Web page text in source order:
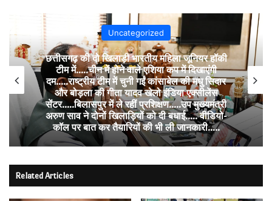
Uncategorized
छत्तीसगढ़ की दो खिलाड़ी भारतीय महिला जूनियर हॉकी
टीम में…..चीन में होने वाले एशिया कप में दिखाएंगी
दम…..राष्ट्रीय टीम में चुनी गईं कांसाबेल की मधु सिदार
और बोड़ला की गीता यादव खेलो इंडिया एक्सीलेंस
सेंटर…..बिलासपुर में ले रहीं प्रशिक्षण…..उप मुख्यमंत्री
अरुण साव ने दोनों खिलाड़ियों को दी बधाई….. वीडियो-
कॉल पर बात कर तैयारियों की भी ली जानकारी…..
Related Articles